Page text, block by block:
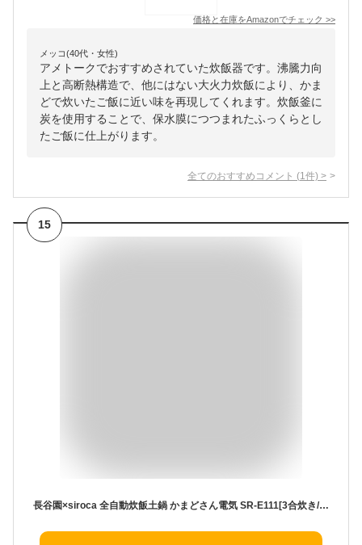
価格と在庫をAmazonでチェック >>
メッコ(40代・女性)
アメトークでおすすめされていた炊飯器です。沸騰力向
上と高断熱構造で、他にはない大火力炊飯により、かま
どで炊いたご飯に近い味を再現してくれます。炊飯釜に
炭を使用することで、保水膜につつまれたふっくらとし
たご飯に仕上がります。
全てのおすすめコメント (1 件) >
15
長谷園×siroca 全自動炊飯土鍋 かまどさん電気 SR-E111[3合炊き/おかゆ/おこげ/乾燥モード/雑穀米]